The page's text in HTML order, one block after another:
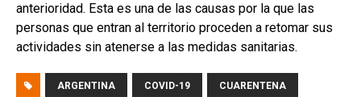
anterioridad. Esta es una de las causas por la que las
personas que entran al territorio proceden a retomar sus
actividades sin atenerse a las medidas sanitarias.
ARGENTINA COVID-19 CUARENTENA